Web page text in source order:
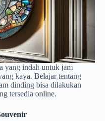
yang indah untuk jam
kaya. Belajar tentang
dinding bisa dilakukan
tersedia online.